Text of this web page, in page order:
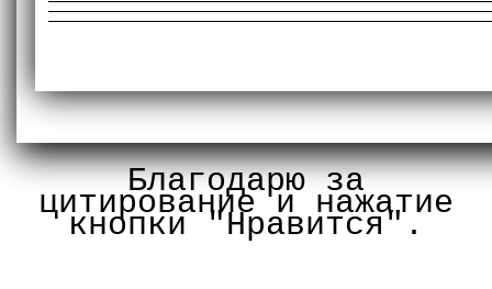
Благодарю за
цитирование и нажатие
кнопки "Нравится".